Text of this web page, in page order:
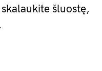
šluostę,